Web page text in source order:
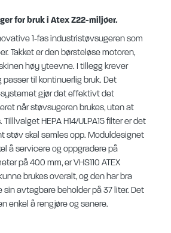
for bruk i Atex Z22-miljøer.
1-fas industristøvsugeren som
Takket er den børsteløse motoren,
høy yteevne. I tillegg krever
til kontinuerlig bruk. Det
gjør det effektivt det
når støvsugeren brukes, uten at
Tilllvalget HEPA H14/ULPA15 filter er det
støv skal samles opp. Moduldesignet
å servicere og oppgradere på
på 400 mm, er VHS110 ATEX
brukes overalt, og den har bra
avtagbare beholder på 37 liter. Det
enkel å rengjøre og sanere.